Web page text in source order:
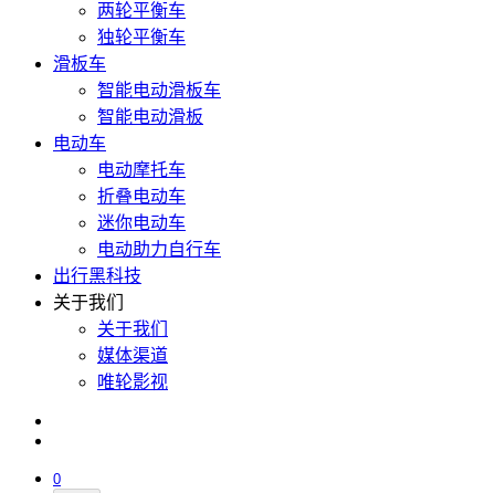
两轮平衡车
独轮平衡车
滑板车
智能电动滑板车
智能电动滑板
电动车
电动摩托车
折叠电动车
迷你电动车
电动助力自行车
出行黑科技
关于我们
关于我们
媒体渠道
唯轮影视
0